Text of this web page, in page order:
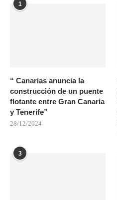
1
“ Canarias anuncia la
construcción de un puente
flotante entre Gran Canaria
y Tenerife”
28/12/2024
3